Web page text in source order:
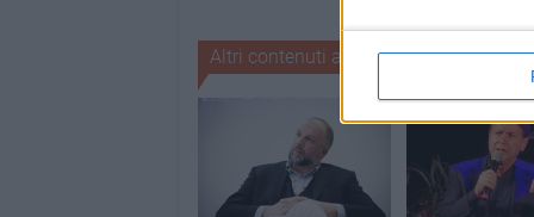
Altri contenuti a tema